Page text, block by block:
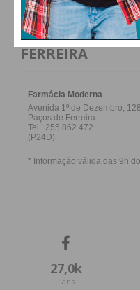
FARMACIAS DE
FERREIRA
27,0k
Fans